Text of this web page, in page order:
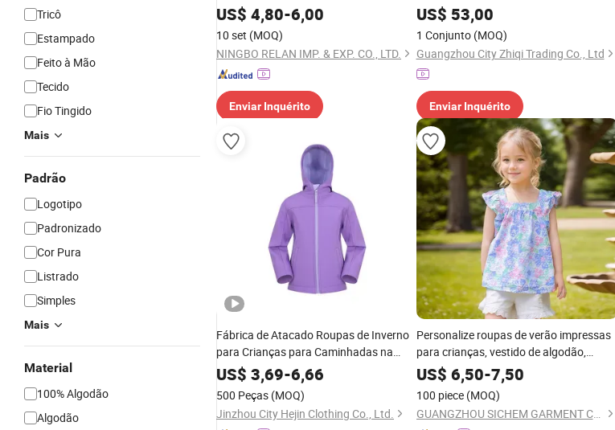
Tricô
Estampado
Feito à Mão
Tecido
Fio Tingido
Mais
Padrão
Logotipo
Padronizado
Cor Pura
Listrado
Simples
Mais
Material
100% Algodão
Algodão
Pijamas, Pijamas de Cetim para
Crianças; Roupa de Dormir, Roupa de
Casa, Roupas para Crianças; Roupas,
Vestuário de Manga Curta
US$ 4,80-6,00
10 set (MOQ)
NINGBO RELAN IMP. & EXP. CO., LTD.
Enviar Inquérito
infantis
US$ 53,00
1 Conjunto (MOQ)
Guangzhou City Zhiqi Trading Co., Ltd
Enviar Inquérito
Fábrica de Atacado Roupas de Inverno
para Crianças para Caminhadas na
Neve e Esqui, Jaquetas e Casacos
Impermeáveis
US$ 3,69-6,66
500 Peças (MOQ)
Jinzhou City Hejin Clothing Co., Ltd.
Personalize roupas de verão impressas
para crianças, vestido de algodão,
roupa fofa para crianças
US$ 6,50-7,50
100 piece (MOQ)
GUANGZHOU SICHEM GARMENT CO., LTD